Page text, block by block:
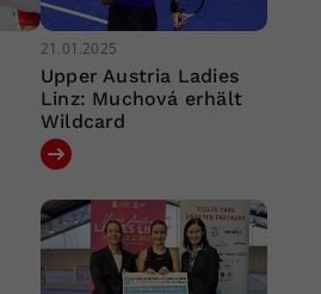
21.01.2025
Upper Austria Ladies
Linz: Muchová erhält
Wildcard